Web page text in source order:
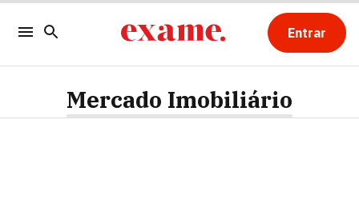
Entrar
Mercado Imobiliário